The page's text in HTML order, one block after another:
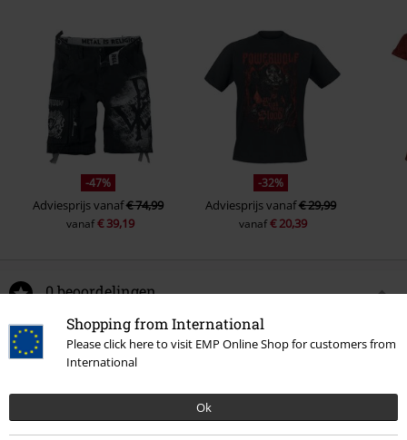
Shopping from International
Please click here to visit EMP Online Shop for customers from
International
Ok
-47%
Adviesprijsvanaf€ 74,99
vanaf€ 39,19
-32%
Adviesprijsvanaf€ 29,99
vanaf€ 20,39
0 beoordelingen
Geef ons je mening over "Soccer Jersey".